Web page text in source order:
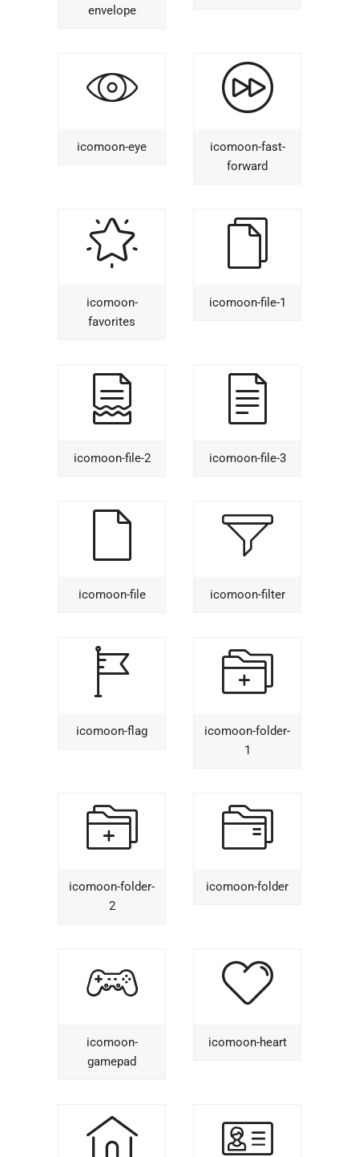
envelope
icomoon-eye
icomoon-fast-
forward
icomoon-
favorites
icomoon-file-1
icomoon-file-2 icomoon-file-3
icomoon-file icomoon-filter
icomoon-flag
icomoon-folder-
1
icomoon-folder-
2
icomoon-folder
icomoon-
gamepad
icomoon-heart